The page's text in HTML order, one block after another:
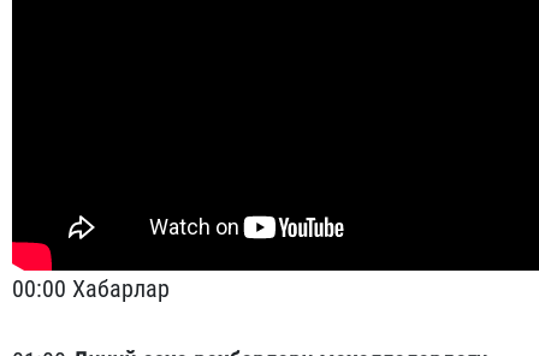
00:00 Хабарлар